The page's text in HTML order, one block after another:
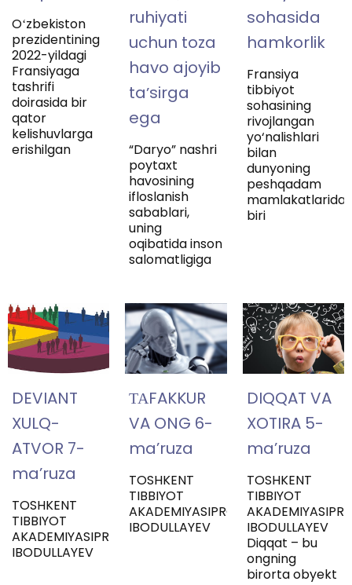
Oʻzbekiston
prezidentining
2022-yildagi
Fransiyaga
tashrifi
doirasida bir
qator
kelishuvlarga
erishilgan
ruhiyati
uchun toza
havo ajoyib
taʼsirga
ega
“Daryo” nashri
poytaxt
havosining
ifloslanish
sabablari,
uning
oqibatida inson
salomatligiga
sohasida
hamkorlik
Fransiya
tibbiyot
sohasining
rivojlangan
yo‘nalishlari
bilan
dunyoning
peshqadam
biri
DEVIANT
XULQ-
ATVOR 7-
ma’ruza
TOSHKENT
TIBBIYOT
AKADEMIYASIPROFESSORZARIFBOY
IBODULLAYEV
ТАFAKKUR
VA ONG 6-
ma’ruza
TOSHKENT
TIBBIYOT
AKADEMIYASIPROFESSORZARIFBOY
IBODULLAYEV
DIQQAT VA
XOTIRA 5-
ma’ruza
TOSHKENT
TIBBIYOT
IBODULLAYEV
Diqqat – bu
ongning
birorta obyekt